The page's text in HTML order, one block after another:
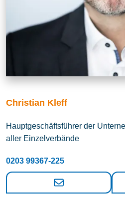
Christian Kleff
Hauptgeschäftsführer der
aller Einzelverbände
0203 99367-225